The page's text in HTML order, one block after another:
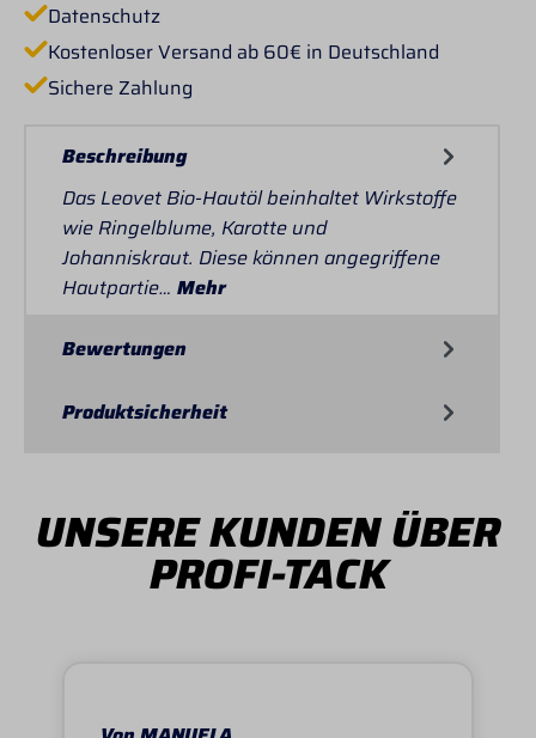
Datenschutz
Kostenloser Versand ab 60€ in Deutschland
Sichere Zahlung
Beschreibung
Das Leovet Bio-Hautöl beinhaltet Wirkstoffe
wie Ringelblume, Karotte und
Johanniskraut. Diese können angegriffene
Hautpartie… Mehr
Bewertungen
Produktsicherheit
UNSERE KUNDEN ÜBER
PROFI-TACK